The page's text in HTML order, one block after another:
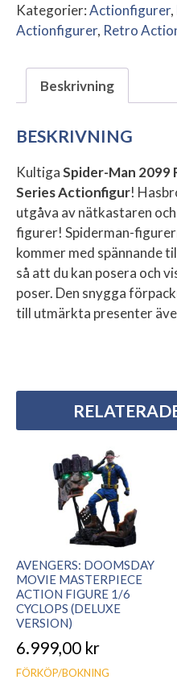
Kategorier:Actionfigurer,
Actionfigurer, Retro
Beskrivning
BESKRIVNING
KultigaSpider-Man 2099
Series Actionfigur!
utgåva av nätkastaren
figurer! Spiderman-
kommer med spännande
så att du kan posera och
poser. Den snygga
till utmärkta presenter
AVENGERS: DOOMSDAY
MOVIE MASTERPIECE
ACTION FIGURE 1/6
CYCLOPS (DELUXE
VERSION)
6.999,00 kr
FÖRKÖP/BOKNING